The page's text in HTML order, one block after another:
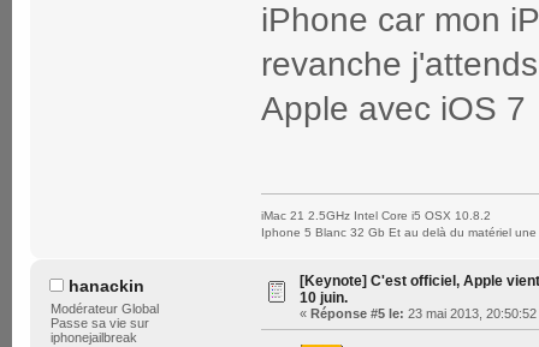
iPhone car mon
revanche
Apple avec iOS
iMac 21 2.5GHz Intel Core i5 OSX 10.8.2
Iphone 5 Blanc 32 Gb Et au delà du matériel
hanackin
Modérateur Global
Passe sa vie sur
iphonejailbreak
[Keynote] C'est officiel, Apple
10 juin.
« Réponse #5 le: 23 mai 2013, 20:50:52